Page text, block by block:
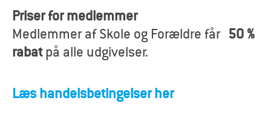
r
æ
d
Priser for medlemmer
Medlemmer af Skole og Forældre får 50 %
rabatpå alle udgivelser.
Læs handelsbetingelser her